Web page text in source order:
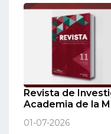
Revista de
Academia de la
01-07-2026